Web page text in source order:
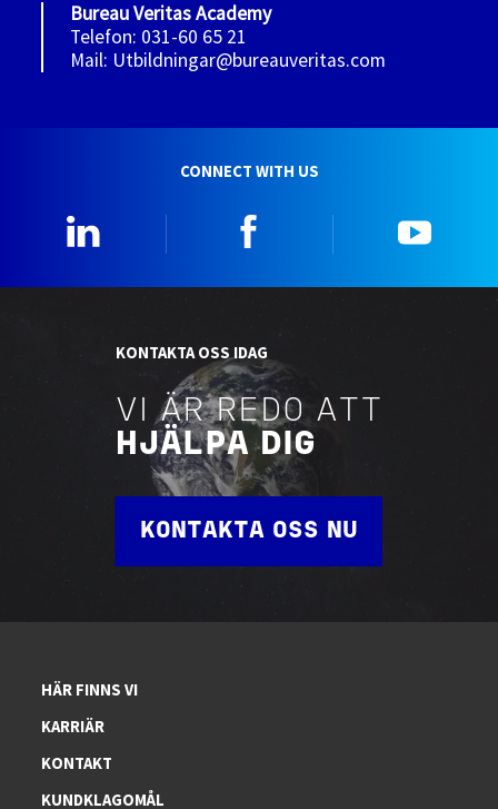
Bureau Veritas Academy
Telefon: 031-60 65 21
Mail: Utbildningar@bureauveritas.com
CONNECT WITH US
KONTAKTA OSS IDAG
VI ÄR REDO ATT
HJÄLPA DIG
KONTAKTA OSS NU
HÄR FINNS VI
KARRIÄR
KONTAKT
KUNDKLAGOMÅL